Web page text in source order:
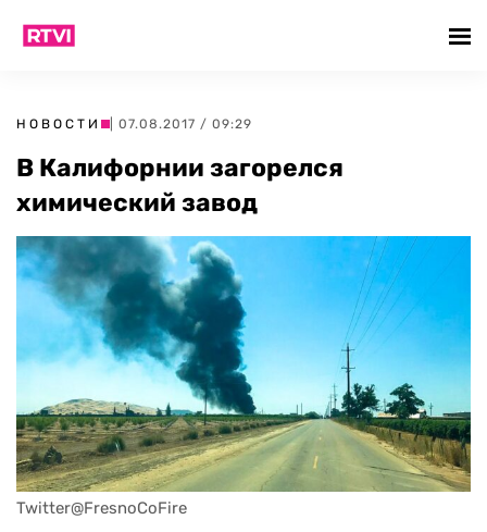
НОВОСТИ | 07.08.2017 / 09:29
В Калифорнии загорелся
химический завод
Twitter@FresnoCoFire